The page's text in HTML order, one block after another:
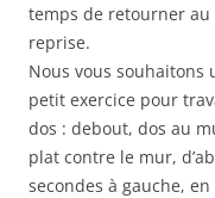
temps de retourner
reprise.
Nous vous souhaitons
petit exercice pour
dos : debout, dos au
plat contre le mur,
secondes à gauche,